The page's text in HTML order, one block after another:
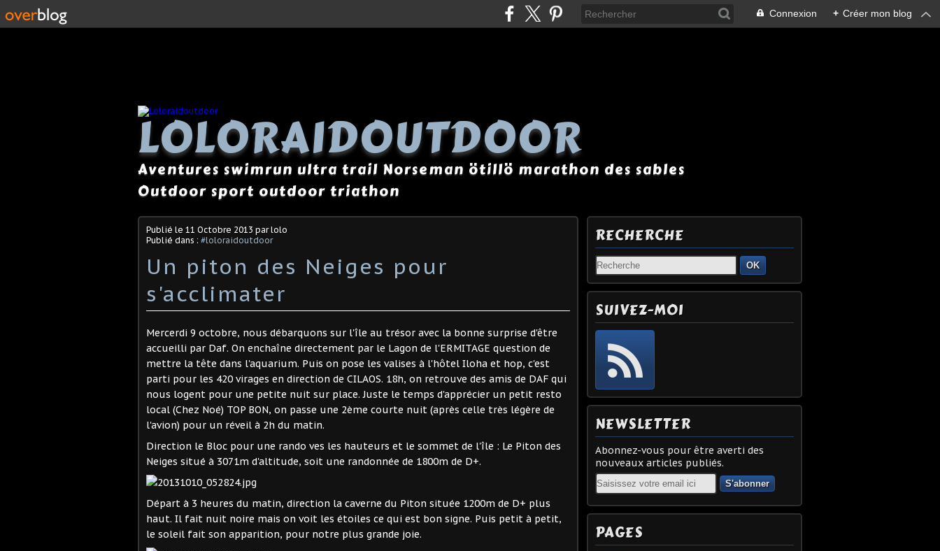
Connexion + Créer mon blog
LOLORAIDOUTDOOR
Aventures swimrun ultra trail Norseman ötillö marathon des sables
Outdoor sport outdoor triathon
Publié le 11 Octobre 2013 par lolo
Publié dans : #loloraidoutdoor
Un piton des Neiges pour
s'acclimater
Mercerdi 9 octobre, nous débarquons sur l'île au trésor avec la bonne surprise d'être
accueilli par Daf. On enchaîne directement par le Lagon de l'ERMITAGE question de
mettre la tête dans l'aquarium. Puis on pose les valises à l'hôtel Iloha et hop, c'est
parti pour les 420 virages en direction de CILAOS. 18h, on retrouve des amis de DAF qui
nous logent pour une petite nuit sur place. Juste le temps d'apprécier un petit resto
local (Chez Noé) TOP BON, on passe une 2ème courte nuit (après celle très légère de
l'avion) pour un réveil à 2h du matin.
Direction le Bloc pour une rando ves les hauteurs et le sommet de l'île : Le Piton des
Neiges situé à 3071m d'altitude, soit une randonnée de 1800m de D+.
Départ à 3 heures du matin, direction la caverne du Piton située 1200m de D+ plus
haut. Il fait nuit noire mais on voit les étoiles ce qui est bon signe. Puis petit à petit,
le soleil fait son apparition, pour notre plus grande joie.
RECHERCHE
OK
SUIVEZ-MOI
NEWSLETTER
Abonnez-vous pour être averti des
nouveaux articles publiés.
Email
PAGES